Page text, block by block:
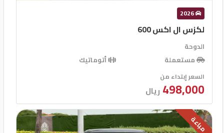
2026
لكزس ال اكس 600
الدوحة
مستعملة
أتوماتيك
السعر إبتداء من
498,000 ريال
مباعة